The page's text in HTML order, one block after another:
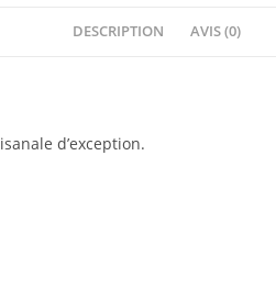
DESCRIPTION AVIS (0)
d’exception.